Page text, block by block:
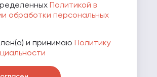
презентацию о Фонде
Политикой в
обработки персональных
и принимаю
Политику